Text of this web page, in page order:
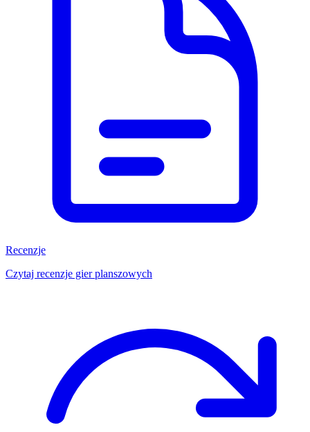
Recenzje
Czytaj recenzje gier planszowych